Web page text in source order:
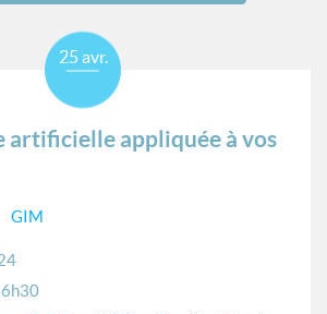
artificielle appliquée à vos
GIM
25 avr.